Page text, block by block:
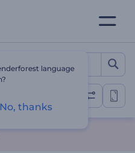
テンプレート
language
No, thanks